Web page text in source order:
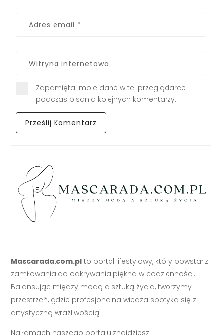
Zapamiętaj moje dane w tej przeglądarce
podczas pisania kolejnych komentarzy.
Mascarada.com.pl to portal lifestylowy, który powstał z
zamiłowania do odkrywania piękna w codzienności.
Balansując między modą a sztuką życia, tworzymy
przestrzeń, gdzie profesjonalna wiedza spotyka się z
artystyczną wrażliwością.
Na łamach naszego portalu znajdziesz